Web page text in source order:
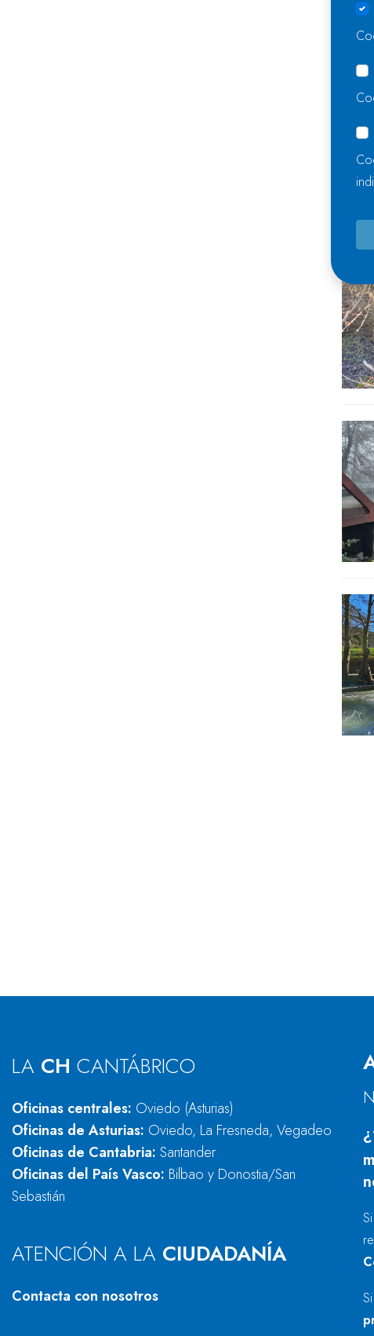
LA CH CANTÁBRICO
Oficinas centrales: Oviedo (Asturias)
Oficinas de Asturias: Oviedo, La Fresneda, Vegadeo
Oficinas de Cantabria: Santander
Oficinas del País Vasco: Bilbao y Donostia/San
Sebastián
ATENCIÓN A LA CIUDADANÍA
Contacta con nosotros